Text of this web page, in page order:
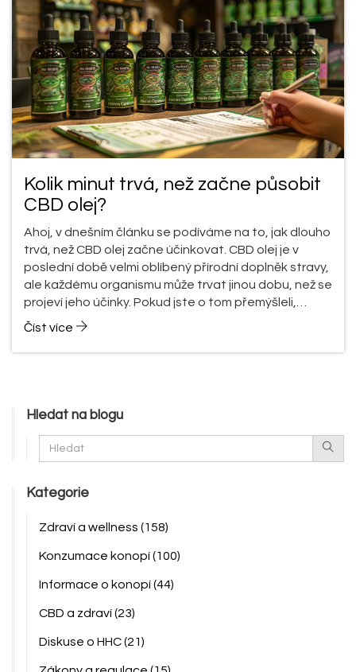
Kolik minut trvá, než začne působit
CBD olej?
Ahoj, v dnešním článku se podíváme na to, jak dlouho
trvá, než CBD olej začne účinkovat. CBD olej je v
poslední době velmi oblíbený přírodní doplněk stravy,
ale každému organismu může trvat jinou dobu, než se
projeví jeho účinky. Pokud jste o tom přemýšleli,
nejste sami. Tak pojďme to prozkoumat!
Číst více
Hledat na blogu
Kategorie
Zdraví a wellness (158)
Konzumace konopí(100)
Informace o konopí(44)
CBD a zdraví(23)
Diskuse o HHC(21)